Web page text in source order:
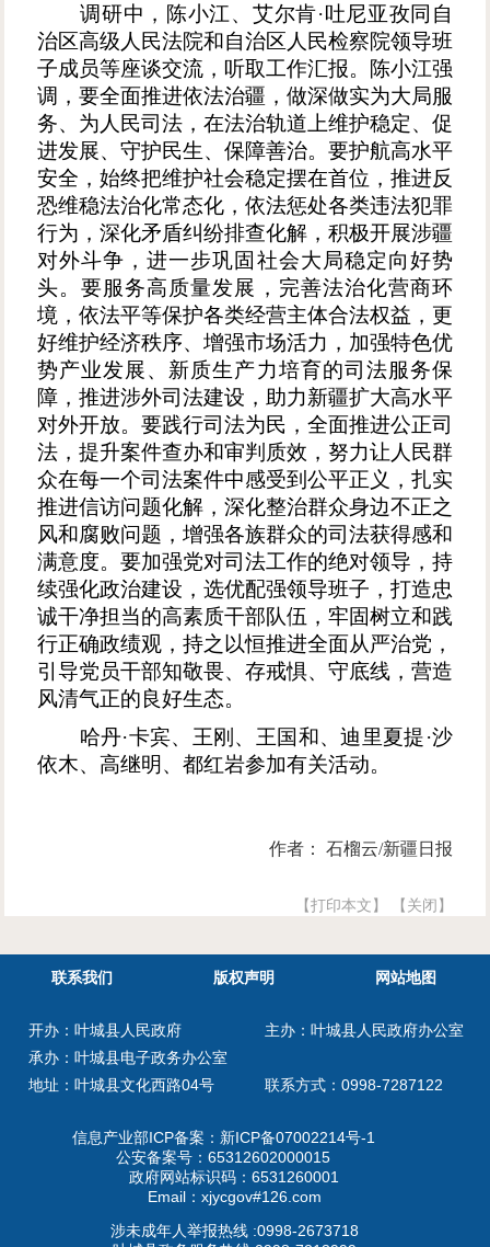
调研中，陈小江、艾尔肯·吐尼亚孜同自
治区高级人民法院和自治区人民检察院领导班
子成员等座谈交流，听取工作汇报。陈小江强
调，要全面推进依法治疆，做深做实为大局服
务、为人民司法，在法治轨道上维护稳定、促
进发展、守护民生、保障善治。要护航高水平
安全，始终把维护社会稳定摆在首位，推进反
恐维稳法治化常态化，依法惩处各类违法犯罪
行为，深化矛盾纠纷排查化解，积极开展涉疆
对外斗争，进一步巩固社会大局稳定向好势
头。要服务高质量发展，完善法治化营商环
境，依法平等保护各类经营主体合法权益，更
好维护经济秩序、增强市场活力，加强特色优
势产业发展、新质生产力培育的司法服务保
障，推进涉外司法建设，助力新疆扩大高水平
对外开放。要践行司法为民，全面推进公正司
法，提升案件查办和审判质效，努力让人民群
众在每一个司法案件中感受到公平正义，扎实
推进信访问题化解，深化整治群众身边不正之
风和腐败问题，增强各族群众的司法获得感和
满意度。要加强党对司法工作的绝对领导，持
续强化政治建设，选优配强领导班子，打造忠
诚干净担当的高素质干部队伍，牢固树立和践
行正确政绩观，持之以恒推进全面从严治党，
引导党员干部知敬畏、存戒惧、守底线，营造
风清气正的良好生态。
哈丹·卡宾、王刚、王国和、迪里夏提·沙
依木、高继明、都红岩参加有关活动。
作者： 石榴云/新疆日报
【打印本文】 【关闭】
联系我们 版权声明 网站地图
开办：叶城县人民政府
承办：叶城县电子政务办公室
地址：叶城县文化西路04号
主办：叶城县人民政府办公室
联系方式：0998-7287122
信息产业部ICP备案： 新ICP备07002214号-1
公安备案号： 65312602000015
政府网站标识码：6531260001
Email：xjycgov#126.com
涉未成年人举报热线 :0998-2673718